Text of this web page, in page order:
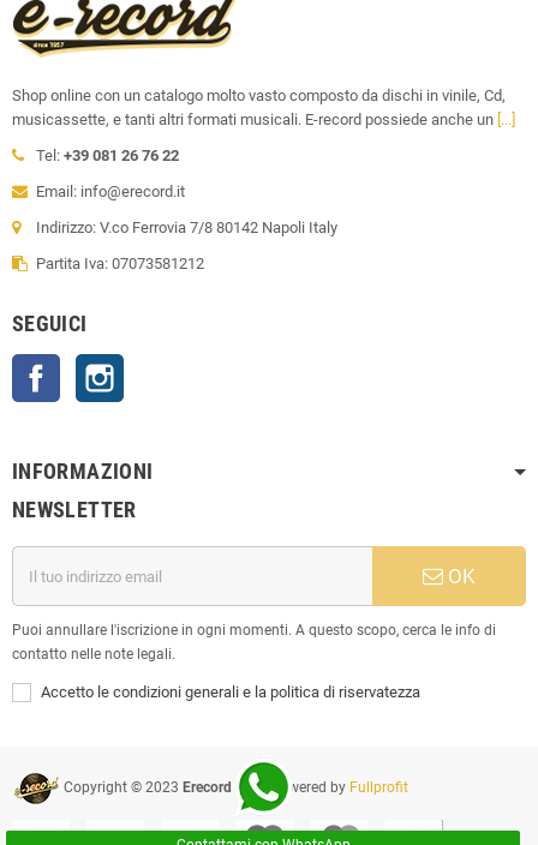
Shop online con un catalogo molto vasto composto da dischi in vinile, Cd,
musicassette, e tanti altri formati musicali. E-record possiede anche un [...]
Tel: +39 081 26 76 22
Email: info@erecord.it
Indirizzo: V.co Ferrovia 7/8 80142 Napoli Italy
Partita Iva: 07073581212
SEGUICI
Facebook
INFORMAZIONI
NEWSLETTER
OK
Puoi annullare l'iscrizione in ogni momenti. A questo scopo, cerca le info di
contatto nelle note legali.
Accetto le condizioni generali e la politica di riservatezza
Copyright © 2023 Erecord Srl| Powered by Fullprofit